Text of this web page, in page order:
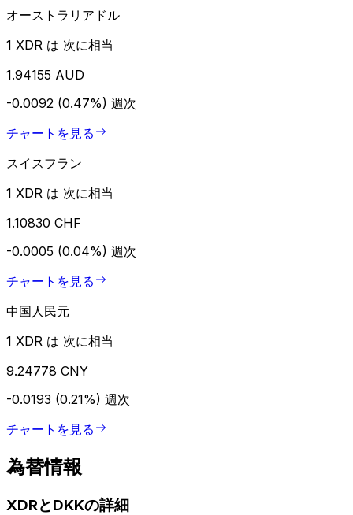
オーストラリアドル
1 XDR は 次に相当
1.94155 AUD
-0.0092 (0.47%) 週次
チャートを見る
スイスフラン
1 XDR は 次に相当
1.10830 CHF
-0.0005 (0.04%) 週次
チャートを見る
中国人民元
1 XDR は 次に相当
9.24778 CNY
-0.0193 (0.21%) 週次
チャートを見る
為替情報
XDRとDKKの詳細